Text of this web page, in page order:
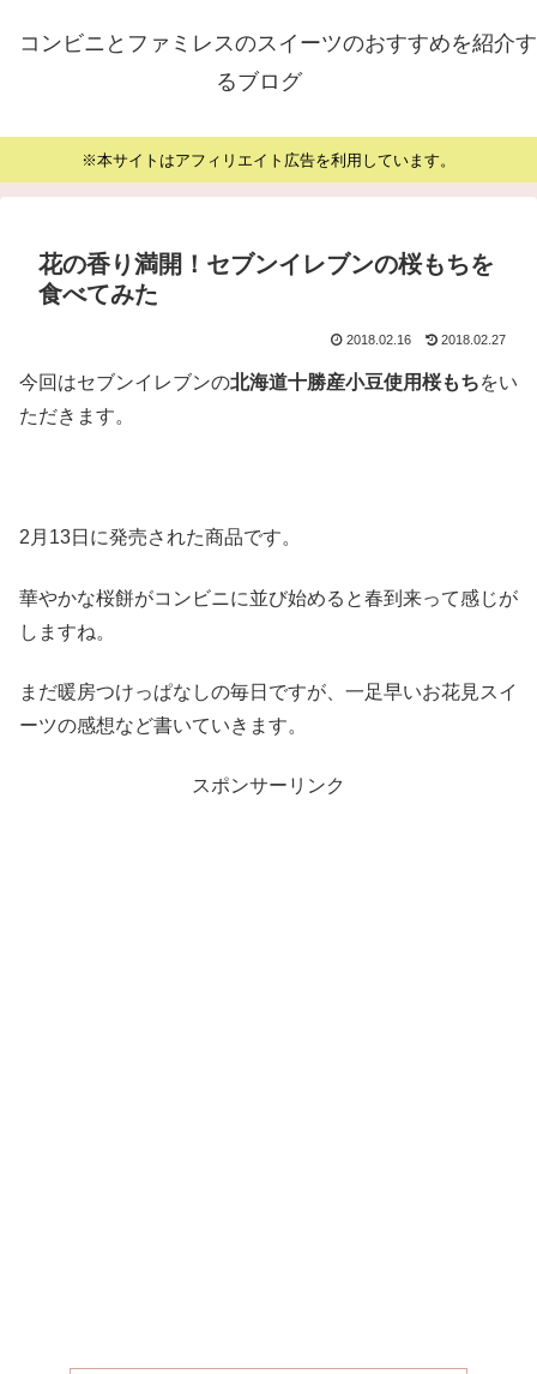
コンビニとファミレスのスイーツのおすすめを紹介す
るブログ
※本サイトはアフィリエイト広告を利用しています。
花の香り満開！セブンイレブンの桜もちを
食べてみた
2018.02.16 2018.02.27
今回はセブンイレブンの北海道十勝産小豆使用桜もちをい
ただきます。
2月13日に発売された商品です。
華やかな桜餅がコンビニに並び始めると春到来って感じが
しますね。
まだ暖房つけっぱなしの毎日ですが、一足早いお花見スイ
ーツの感想など書いていきます。
スポンサーリンク